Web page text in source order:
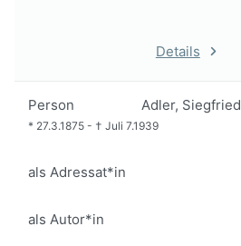
Details
Person Adler, Siegfried
* 27.3.1875 - † Juli 7.1939
als Adressat*in
als Autor*in